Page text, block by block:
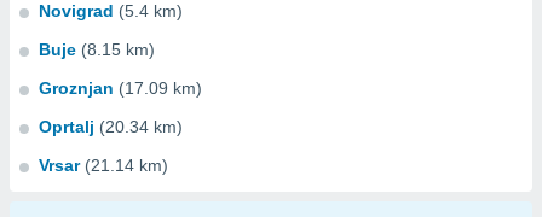
Novigrad (5.4 km)
Buje (8.15 km)
Groznjan (17.09 km)
Oprtalj (20.34 km)
Vrsar (21.14 km)